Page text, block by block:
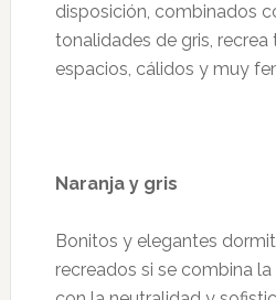
disposición, combinados
tonalidades de gris,
espacios, cálidos y muy
Naranja y gris
Bonitos y elegantes
recreados si se combina